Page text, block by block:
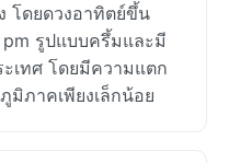
โดยดวงอาทิตย์ขึ้น
pm รูปแบบครึ้มและมี
เทศ โดยมีความแตก
มิภาคเพียงเล็กน้อย